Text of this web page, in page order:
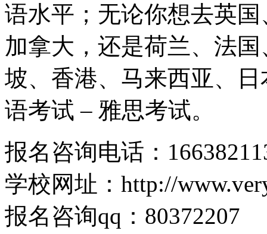
语水平；无论你想去英
加拿大，还是荷兰、法
坡、香港、马来西亚、
语考试 – 雅思考试。
报名咨询电话：
学校网址：http://
报名咨询qq：80372207